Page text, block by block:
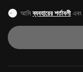
আমিব্যবহারের শর্তাবলীএবং